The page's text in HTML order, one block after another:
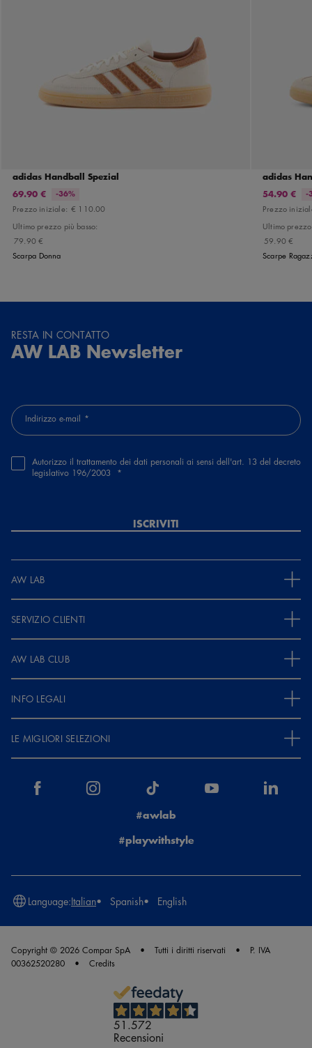
adidas Handball Spezial
69.90 €
-36%
Prezzo iniziale: € 110.00
Ultimo prezzo più basso:
79.90 €
Scarpa Donna
adidas
54.90 €
-
Prezzo
Ultimo
59.90 €
Scarpe
RESTA IN CONTATTO
AW LAB Newsletter
Indirizzo e-mail
Autorizzo il trattamento dei dati personali ai sensi dell'art. 13 del decreto
legislativo 196/2003
ISCRIVITI
AW LAB
SERVIZIO CLIENTI
AW LAB CLUB
INFO LEGALI
LE MIGLIORI SELEZIONI
#awlab
#playwithstyle
Language:Italian Spanish English
Copyright © 2026 Compar SpA Tutti i diritti riservati
P. IVA
00362520280
Credits
51.572
Recensioni